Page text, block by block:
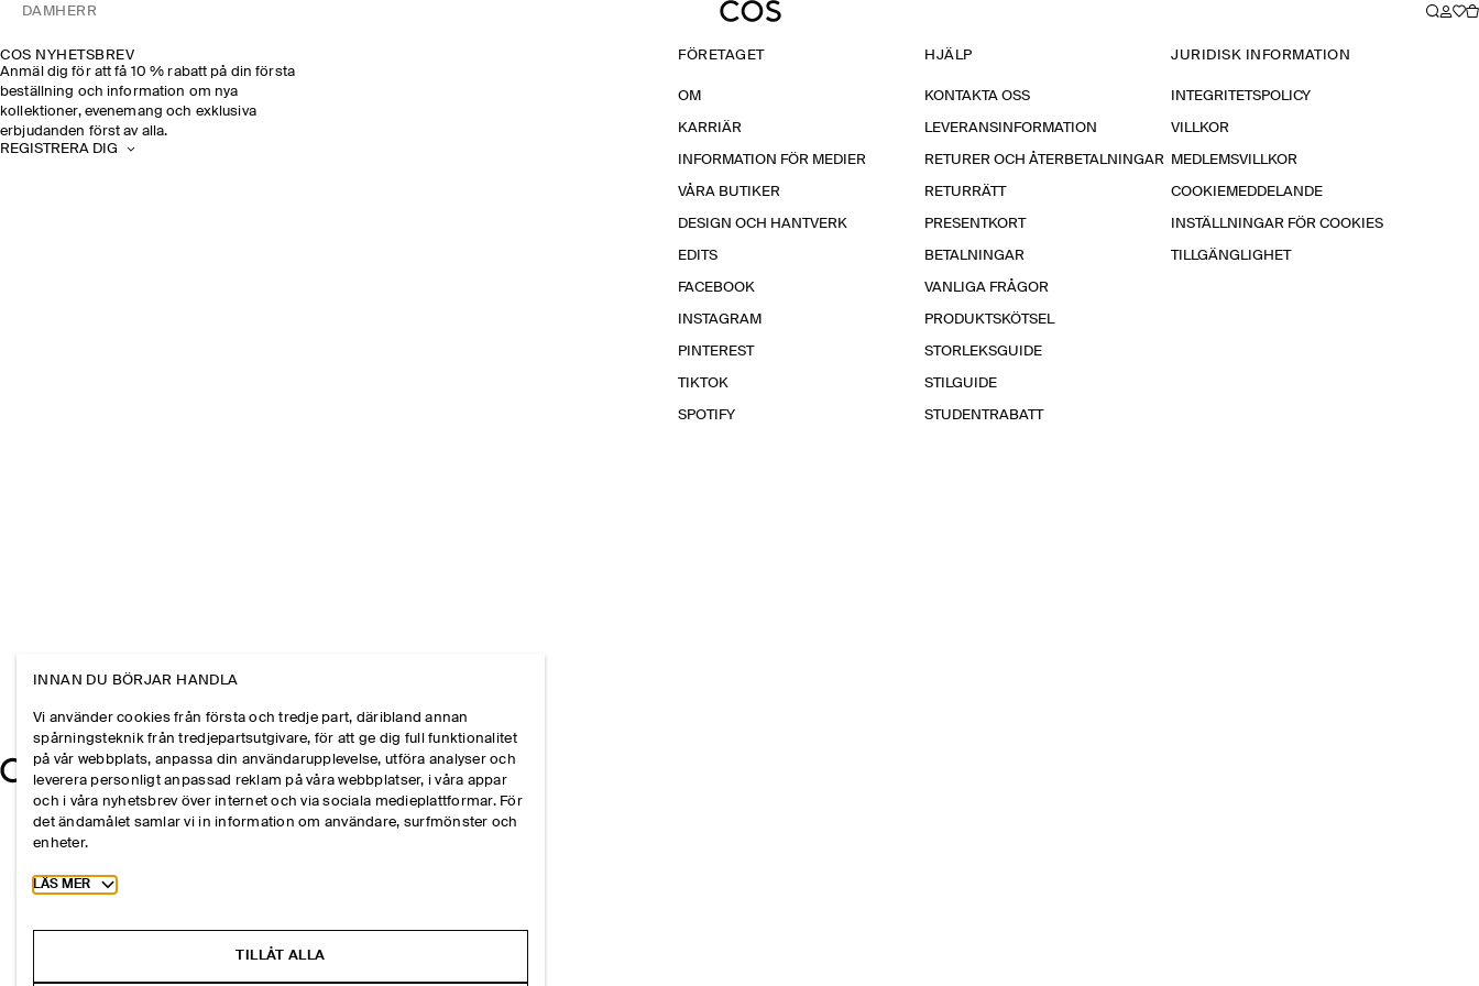
DAM HERR
COS NYHETSBREV
Anmäl dig för att få 10 % rabatt på din första
beställning och information om nya
kollektioner, evenemang och exklusiva
erbjudanden först av alla.
REGISTRERA DIG
FÖRETAGET
OM
KARRIÄR
INFORMATION FÖR MEDIER
VÅRA BUTIKER
DESIGN OCH HANTVERK
EDITS
FACEBOOK
INSTAGRAM
PINTEREST
TIKTOK
SPOTIFY
HJÄLP
KONTAKTA OSS
LEVERANSINFORMATION
RETURER OCH ÅTERBETALNINGAR
RETURRÄTT
PRESENTKORT
BETALNINGAR
VANLIGA FRÅGOR
PRODUKTSKÖTSEL
STORLEKSGUIDE
STILGUIDE
STUDENTRABATT
JURIDISK INFORMATION
INTEGRITETSPOLICY
VILLKOR
MEDLEMSVILLKOR
COOKIEMEDDELANDE
INSTÄLLNINGAR FÖR COOKIES
TILLGÄNGLIGHET
INNAN DU BÖRJAR HANDLA
Vi använder cookies från första och tredje part, däribland annan
spårningsteknik från tredjepartsutgivare, för att ge dig full funktionalitet
på vår webbplats, anpassa din användarupplevelse, utföra analyser och
leverera personligt anpassad reklam på våra webbplatser, i våra appar
och i våra nyhetsbrev över internet och via sociala medieplattformar. För
det ändamålet samlar vi in information om användare, surfmönster och
enheter.
Toggle more cookie information
LÄS MER
TILLÅT ALLA